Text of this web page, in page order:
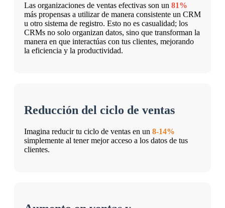
Las organizaciones de ventas efectivas son un 81%
más propensas a utilizar de manera consistente un CRM
u otro sistema de registro. Esto no es casualidad; los
CRMs no solo organizan datos, sino que transforman la
manera en que interactúas con tus clientes, mejorando
la eficiencia y la productividad.
Reducción del ciclo de ventas
Imagina reducir tu ciclo de ventas en un 8-14%
simplemente al tener mejor acceso a los datos de tus
clientes.